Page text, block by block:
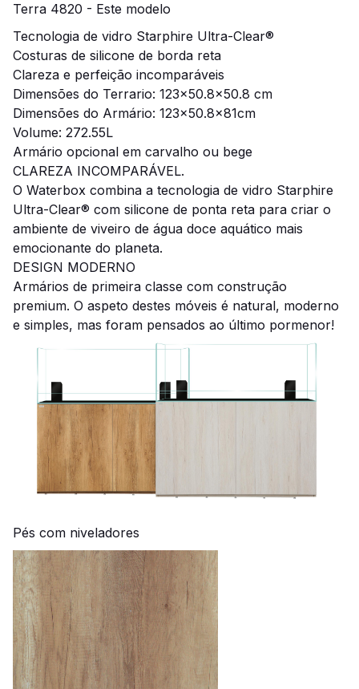
Terra 4820 - Este modelo
Tecnologia de vidro Starphire Ultra-Clear®
Costuras de silicone de borda reta
Clareza e perfeição incomparáveis
Dimensões do Terrario: 123x50.8x50.8 cm
Dimensões do Armário: 123x50.8x81cm
Volume: 272.55L
Armário opcional em carvalho ou bege
CLAREZA INCOMPARÁVEL.
O Waterbox combina a tecnologia de vidro Starphire
Ultra-Clear® com silicone de ponta reta para criar o
ambiente de viveiro de água doce aquático mais
emocionante do planeta.
DESIGN MODERNO
Armários de primeira classe com construção
premium. O aspeto destes móveis é natural, moderno
e simples, mas foram pensados ao último pormenor!
Pés com niveladores